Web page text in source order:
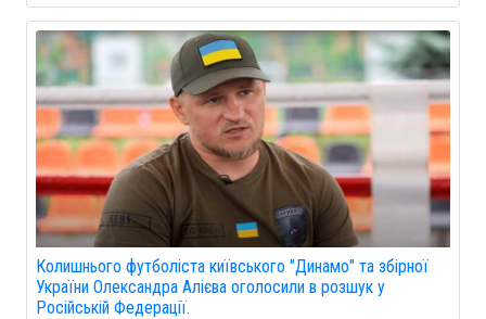
Колишнього футболіста київського "Динамо" та збірної
України Олександра Алієва оголосили в розшук у
Російській Федерації.